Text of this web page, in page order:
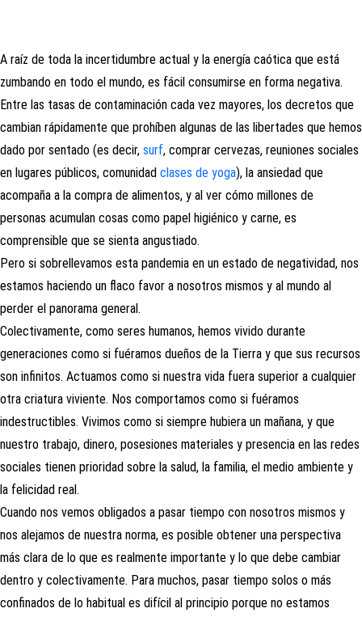
A raíz de toda la incertidumbre actual y la energía caótica que está
zumbando en todo el mundo, es fácil consumirse en forma negativa.
Entre las tasas de contaminación cada vez mayores, los decretos que
cambian rápidamente que prohíben algunas de las libertades que hemos
dado por sentado (es decir, surf, comprar cervezas, reuniones sociales
en lugares públicos, comunidad clases de yoga), la ansiedad que
acompaña a la compra de alimentos, y al ver cómo millones de
personas acumulan cosas como papel higiénico y carne, es
comprensible que se sienta angustiado.
Pero si sobrellevamos esta pandemia en un estado de negatividad, nos
estamos haciendo un flaco favor a nosotros mismos y al mundo al
perder el panorama general.
Colectivamente, como seres humanos, hemos vivido durante
generaciones como si fuéramos dueños de la Tierra y que sus recursos
son infinitos. Actuamos como si nuestra vida fuera superior a cualquier
otra criatura viviente. Nos comportamos como si fuéramos
indestructibles. Vivimos como si siempre hubiera un mañana, y que
nuestro trabajo, dinero, posesiones materiales y presencia en las redes
sociales tienen prioridad sobre la salud, la familia, el medio ambiente y
la felicidad real.
Cuando nos vemos obligados a pasar tiempo con nosotros mismos y
nos alejamos de nuestra norma, es posible obtener una perspectiva
más clara de lo que es realmente importante y lo que debe cambiar
dentro y colectivamente. Para muchos, pasar tiempo solos o más
confinados de lo habitual es difícil al principio porque no estamos